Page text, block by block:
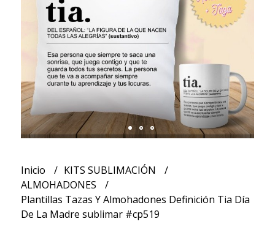
Inicio
KITS SUBLIMACIÓN
ALMOHADONES
Plantillas Tazas Y Almohadones Definición Tia Día
De La Madre sublimar #cp519